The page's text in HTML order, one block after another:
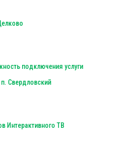
подключения услуги
п. Свердловский
Интерактивного ТВ